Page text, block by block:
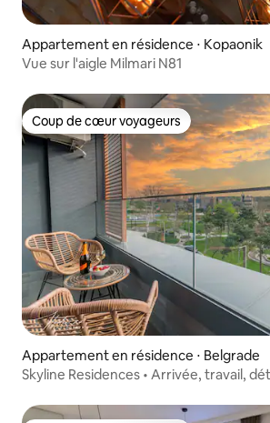
Appartement en résidence ⋅ Kopaonik
Vue sur l'aigle Milmari N81
Coup de cœur voyageurs
Coup de cœur voyageurs
Appartement en résidence ⋅ Belgrade
Skyline Residences • Arrivée, travail,